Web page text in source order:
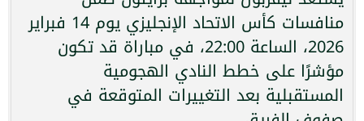
منافسات كأس الاتحاد الإنجليزي يوم 14 فبراير
2026، الساعة 22:00، في مباراة قد تكون
مؤشرًا على خطط النادي الهجومية
المستقبلية بعد التغييرات المتوقعة في